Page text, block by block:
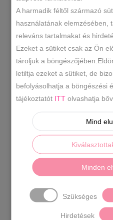
KATEGÓRIÁK
Műbőr
Papucs
CÍMKE KÉK
Divatos,kényelmi
hely:
5 cm
cm 38- 24 cm 39-
cm
A harmadik féltől származó
használatának elemzésében,
releváns tartalmakat és
Ezeket a sütiket csak az Ön
tároljuk a
letiltja ezeket a sütiket, de
befolyásolhatja a böngészési
tájékoztatót ITT olvashatja
Mind
Minden
Szükséges
Hirdetések